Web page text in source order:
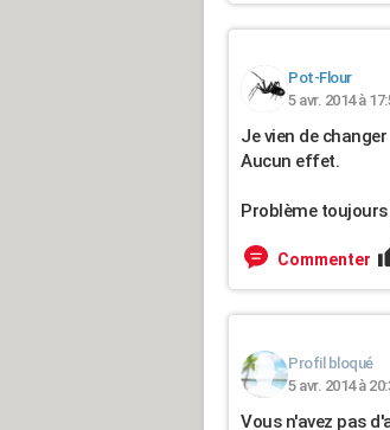
Pot-Flour
5 avr. 2014 à
Je vien de
Aucun effet.
Problème
Commenter
Profil bloqué
5 avr. 2014 à
Vous n'avez pas